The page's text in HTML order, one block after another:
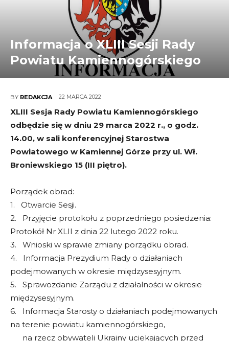
Informacja o XLIII Sesji Rady
Powiatu Kamiennogórskiego
BY REDAKCJA 22 MARCA 2022
XLIII Sesja Rady Powiatu Kamiennogórskiego
odbędzie się w dniu 29 marca 2022 r., o godz.
14.00, w sali konferencyjnej Starostwa
Powiatowego w Kamiennej Górze przy ul. Wł.
Broniewskiego 15 (III piętro).
Porządek obrad:
1. Otwarcie Sesji.
2. Przyjęcie protokołu z poprzedniego posiedzenia:
Protokół Nr XLII z dnia 22 lutego 2022 roku.
3. Wnioski w sprawie zmiany porządku obrad.
4. Informacja Prezydium Rady o działaniach
podejmowanych w okresie międzysesyjnym.
5. Sprawozdanie Zarządu z działalności w okresie
międzysesyjnym.
6. Informacja Starosty o działaniach podejmowanych
na terenie powiatu kamiennogórskiego,
na rzecz obywateli Ukrainy uciekających przed